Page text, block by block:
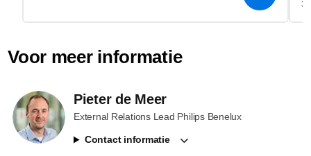
Voor meer informatie
Pieter de Meer
External Relations Lead Philips Benelux
Contact informatie